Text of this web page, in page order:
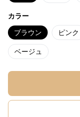
カラー
ブラウン ピンク
ベージュ